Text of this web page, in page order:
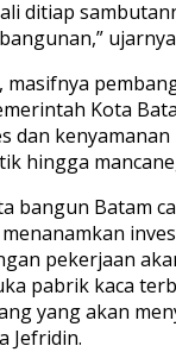
ditiap
masifnya
Kota
dan
hingga
bangun Batam
pekerjaan
pabrik kaca
yang akan
Jefridin.